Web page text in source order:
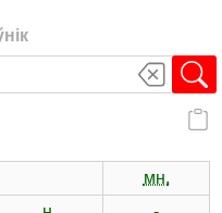
мн.